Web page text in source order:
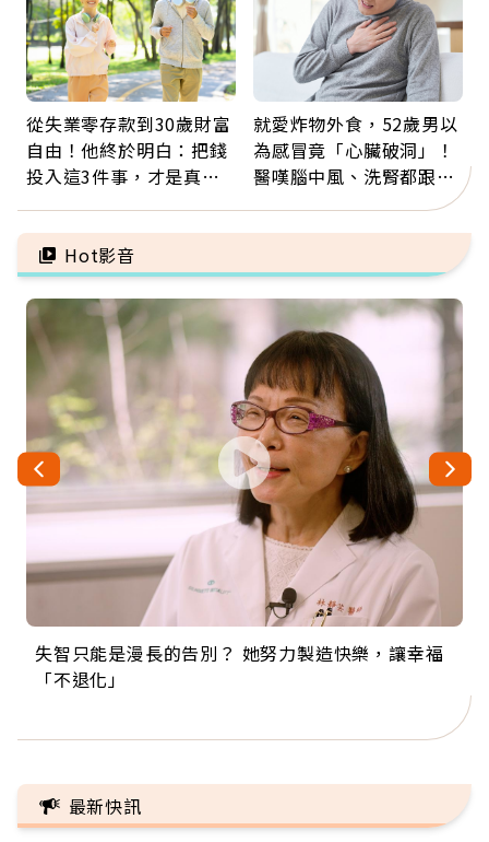
從失業零存款到30歲財富
自由！他終於明白：把錢
投入這3件事，才是真正
就愛炸物外食，52歲男以
為感冒竟「心臟破洞」！
醫嘆腦中風、洗腎都跟它
有關：4警訊是心臟在呼
救
Hot影音
失智只能是漫長的告別？ 她努力製造快樂，讓幸福
「不退化」
來自剛果的巧克力神父 為台灣奉獻36年 「台灣是我
的家，我連作夢都講台語！」
63歲卸矽谷副總、搬回台灣找快樂！「蛋黃哥小
丑」走進安養院，逗樂上萬爺奶：退休後才開始真
104歲打破金氏世界紀錄 成為全球最年長羽球選
手，分享長壽的秘密原來是「這個」
事業巔峰他選擇追夢…黑手阿伯拉小提琴還登上小
巨蛋！連CNN都大讚！
最新快訊